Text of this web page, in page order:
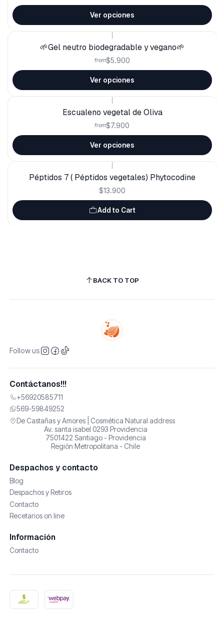
Ver opciones
🌱Gel neutro biodegradable y vegano🌱
from$5.900
Ver opciones
Escualeno vegetal de Oliva
from$7.900
Ver opciones
Péptidos 7 ( Péptidos vegetales) Phytocodine
$13.900
Add to Cart
BACK TO TOP
Follow us
Contáctanos!!!
+56920585711
569-59849252
De Castañas y Amores | Cosmética Natural address
Av. santa isabel 0293 Providencia
7501422 Santiago - Providencia
Región Metropolitana - Chile
Despachos y contacto
Blog
Despachos y Retiros
Contacto
Recetarios on line
Información
Contacto